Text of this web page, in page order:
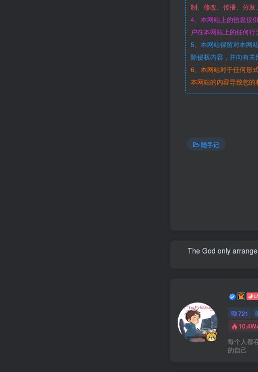
制、修改、传播、分发
4、本网站上的信息仅
户在本网站上的任何行
5、本网站保留对本网
除侵权内容，并向有关
6、本网站对于任何形
本网站的内容导致您的
随手记
The God only
Dream
721
每个人都
的自己